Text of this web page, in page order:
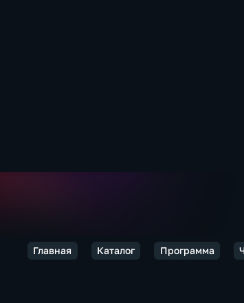
Главная Каталог Программа